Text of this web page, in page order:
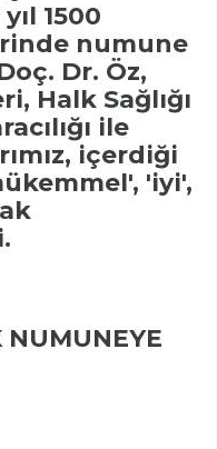
1500
numune
Dr. Öz,
Halk Sağlığı
ile
içerdiği
'iyi',